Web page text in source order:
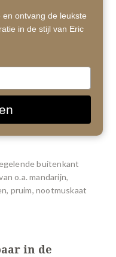
1/ 3
buitenkant
o.a. mandarijn,
pruim, nootmuskaat
in de
ontvang de leukste
in de stijl van Eric